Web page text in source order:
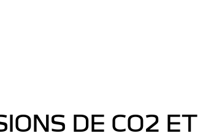
DE CO2 ET